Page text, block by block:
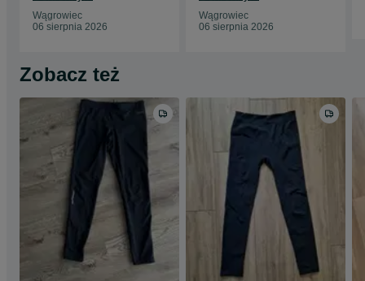
Wągrowiec
06 sierpnia 2026
Wągrowiec
06 sierpnia 2026
Zobacz też